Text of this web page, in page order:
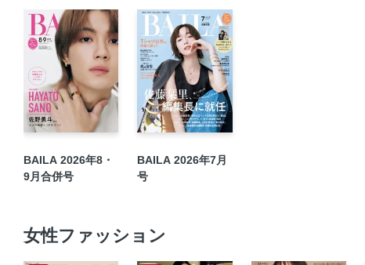
BAILA 2026年8・
9月合併号
BAILA 2026年7月
号
女性ファッション